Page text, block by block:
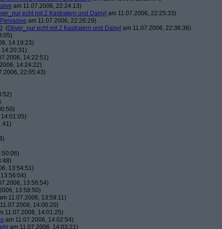
am 11.07.2006, 22:24:13)
echt mit 2 Kastratern und Daisy! am 11.07.2006, 22:25:33)
Pervasive am 11.07.2006, 22:26:29)
(Oliver_nur echt mit 2 Kastratern und Daisy! am 11.07.2006, 22:36:36)
14:19:23)
14:20:31)
14:22:51)
14:24:22)
22:05:43)
13:54:51)
13:56:54)
13:58:50)
11.07.2006, 13:59:11)
14:00:20)
11.07.2006, 14:01:25)
am 11.07.2006, 14:02:54)
phj am 11.07.2006, 14:03:21)